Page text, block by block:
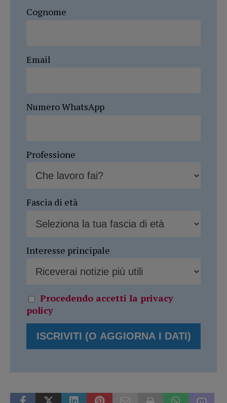
Cognome
Email
Numero WhatsApp
Professione
Fascia di età
Interesse principale
Procedendo accetti la privacy
policy